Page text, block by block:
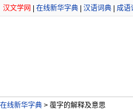
汉文学网 在线新华字典 汉语词典 成语
在线新华字典 > 蕧字的解释及意思